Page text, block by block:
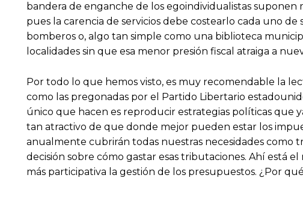
bandera de enganche de los egoindividualistas
pues la carencia de servicios debe costearlo cada uno
bomberos o, algo tan simple como una biblioteca
localidades sin que esa menor presión fiscal atraiga a
Por todo lo que hemos visto, es muy recomendable la
como las pregonadas por el Partido Libertario
único que hacen es reproducir estrategias políticas que
tan atractivo de que donde mejor pueden estar los
anualmente cubrirán todas nuestras necesidades como
decisión sobre cómo gastar esas tributaciones. Ahí está
más participativa la gestión de los presupuestos. ¿Por